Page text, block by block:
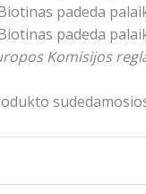
padeda
padeda
Komisijos